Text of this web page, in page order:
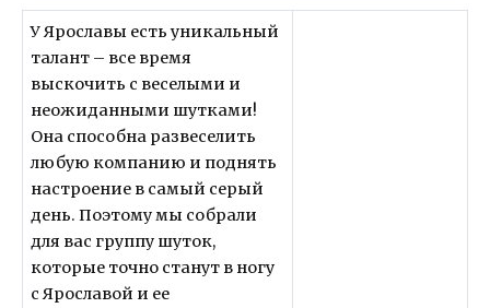
У Ярославы есть уникальный
талант – все время
выскочить с веселыми и
неожиданными шутками!
Она способна развеселить
любую компанию и поднять
настроение в самый серый
день. Поэтому мы собрали
для вас группу шуток,
которые точно станут в ногу
с Ярославой и ее